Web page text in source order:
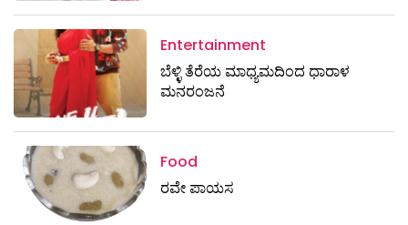
Entertainment
ಬೆಳ್ಳಿ ತೆರೆಯ ಮಾಧ್ಯಮದಿಂದ ಧಾರಾಳ
ಮನರಂಜನೆ
Food
ರವೇ ಪಾಯಸ